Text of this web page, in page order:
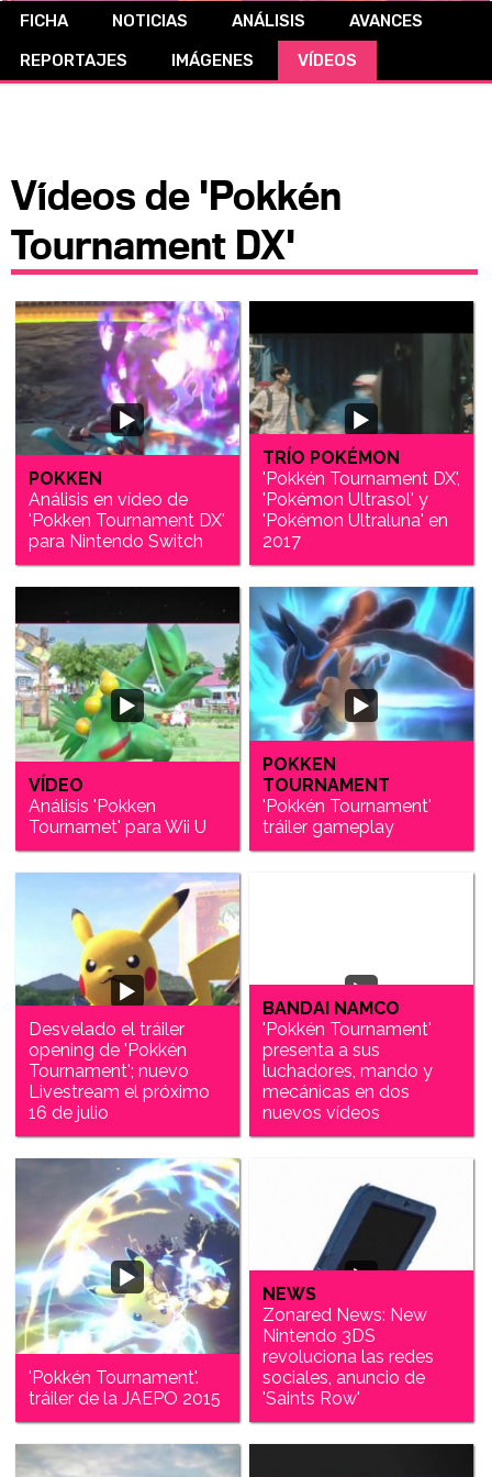
CÓMICS
MANGA
FICHA NOTICIAS ANÁLISIS
AVANCES
REPORTAJES
IMÁGENES VÍDEOS
Vídeos de 'Pokkén
Tournament DX'
POKKEN
Análisis en vídeo de
'Pokken Tournament DX'
para Nintendo Switch
TRÍO POKÉMON
'Pokkén Tournament DX',
'Pokémon Ultrasol' y
'Pokémon Ultraluna' en
2017
VÍDEO
Análisis 'Pokken
Tournamet' para Wii U
POKKEN
TOURNAMENT
'Pokkén Tournament'
tráiler gameplay
Desvelado el tráiler
opening de 'Pokkén
Tournament'; nuevo
Livestream el próximo
16 de julio
BANDAI NAMCO
'Pokkén Tournament'
presenta a sus
luchadores, mando y
mecánicas en dos
nuevos vídeos
'Pokkén Tournament'.
tráiler de la JAEPO 2015
NEWS
Zonared News: New
Nintendo 3DS
revoluciona las redes
sociales, anuncio de
'Saints Row'